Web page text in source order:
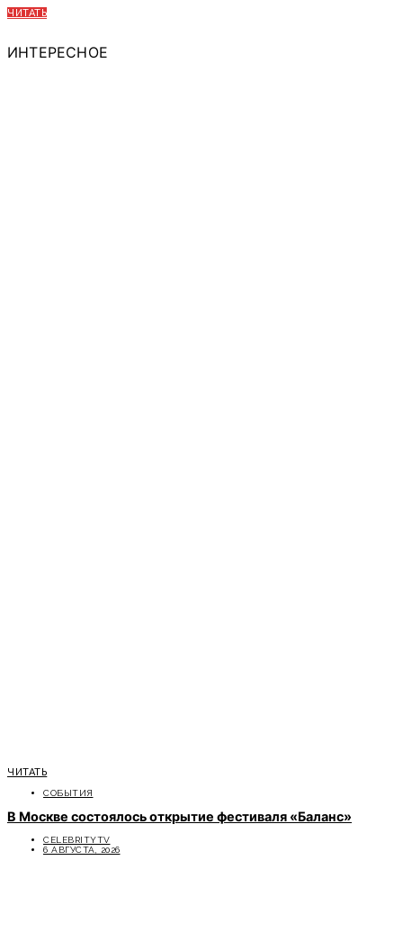
ЧИТАТЬ
ИНТЕРЕСНОЕ
ЧИТАТЬ
СОБЫТИЯ
В Москве состоялось открытие фестиваля «Баланс»
CELEBRITYTV
6 АВГУСТА, 2026